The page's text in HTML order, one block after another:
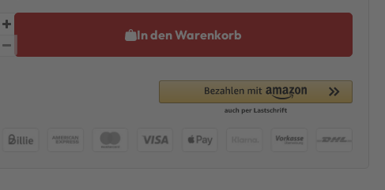
In den Warenkorb